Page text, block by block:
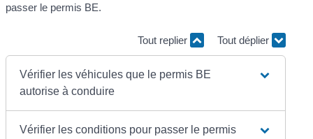
passer le permis BE.
Tout replier Tout déplier
Vérifier les véhicules que le permis BE
autorise à conduire
Vérifier les conditions pour passer le permis